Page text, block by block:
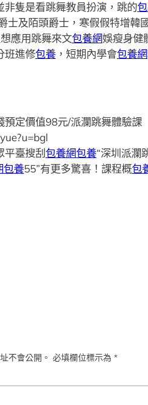
隻是看跳舞教員扮演，跳的
士及陌頭爵士，寒假假特增
應用跳舞來文包養網娛瘦身健
班進修包養，短期內學會包養網
預定價值98元/派瀾跳舞體驗課
平臺搜刮包養網包養“深圳派瀾
包養55”有更多驚喜！課程概包
不會公開。 必填欄位標示為 *